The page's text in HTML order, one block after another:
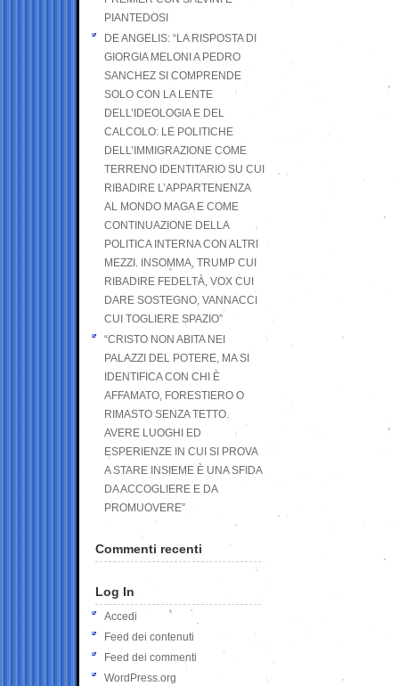
PIANTEDOSI
DE ANGELIS: “LA RISPOSTA DI
GIORGIA MELONI A PEDRO
SANCHEZ SI COMPRENDE
SOLO CON LA LENTE
DELL’IDEOLOGIA E DEL
CALCOLO: LE POLITICHE
DELL’IMMIGRAZIONE COME
TERRENO IDENTITARIO SU CUI
RIBADIRE L’APPARTENENZA
AL MONDO MAGA E COME
CONTINUAZIONE DELLA
POLITICA INTERNA CON ALTRI
MEZZI. INSOMMA, TRUMP CUI
RIBADIRE FEDELTÀ, VOX CUI
DARE SOSTEGNO, VANNACCI
CUI TOGLIERE SPAZIO”
“CRISTO NON ABITA NEI
PALAZZI DEL POTERE, MA SI
IDENTIFICA CON CHI È
AFFAMATO, FORESTIERO O
RIMASTO SENZA TETTO.
AVERE LUOGHI ED
ESPERIENZE IN CUI SI PROVA
A STARE INSIEME È UNA SFIDA
DA ACCOGLIERE E DA
PROMUOVERE”
Commenti recenti
Log In
Accedi
Feed dei contenuti
Feed dei commenti
WordPress.org